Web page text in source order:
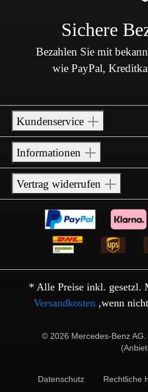
Sichere
Bezahlen Sie mit
wie PayPal,
Kundenservice
Informationen
Vertrag widerrufen
* Alle Preise inkl. gesetzl.
Versandkosten ,wenn
© 2026 Mercedes-Benz
Datenschutz Rechtliche